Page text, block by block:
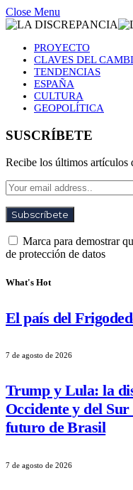
Close Menu
PROYECTO
CLAVES DEL
TENDENCIAS
ESPAÑA
CULTURA
GEOPOLÍTICA
SUSCRÍBETE
Recibe los últimos artículos
Marca para demostrar
de protección de datos
What's Hot
El país del
7 de agosto de 2026
Trump y Lula: la
Occidente y del
futuro de Brasil
7 de agosto de 2026